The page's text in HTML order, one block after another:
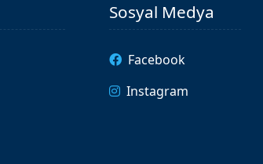
Sosyal Medya
Facebook
Instagram